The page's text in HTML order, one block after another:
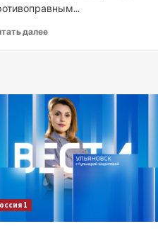
далее
1